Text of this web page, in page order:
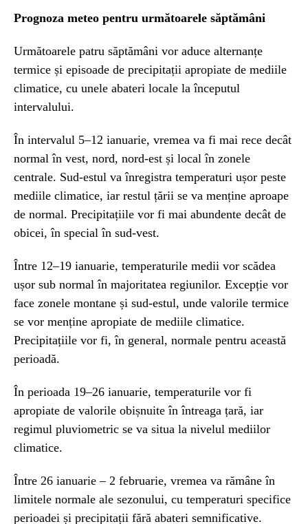
Prognoza meteo pentru următoarele săptămâni
Următoarele patru săptămâni vor aduce alternanțe
termice și episoade de precipitații apropiate de mediile
climatice, cu unele abateri locale la începutul
intervalului.
În intervalul 5–12 ianuarie, vremea va fi mai rece decât
normal în vest, nord, nord-est și local în zonele
centrale. Sud-estul va înregistra temperaturi ușor peste
mediile climatice, iar restul țării se va menține aproape
de normal. Precipitațiile vor fi mai abundente decât de
obicei, în special în sud-vest.
Între 12–19 ianuarie, temperaturile medii vor scădea
ușor sub normal în majoritatea regiunilor. Excepție vor
face zonele montane și sud-estul, unde valorile termice
se vor menține apropiate de mediile climatice.
Precipitațiile vor fi, în general, normale pentru această
perioadă.
În perioada 19–26 ianuarie, temperaturile vor fi
apropiate de valorile obișnuite în întreaga țară, iar
regimul pluviometric se va situa la nivelul mediilor
climatice.
Între 26 ianuarie – 2 februarie, vremea va rămâne în
limitele normale ale sezonului, cu temperaturi specifice
perioadei și precipitații fără abateri semnificative.